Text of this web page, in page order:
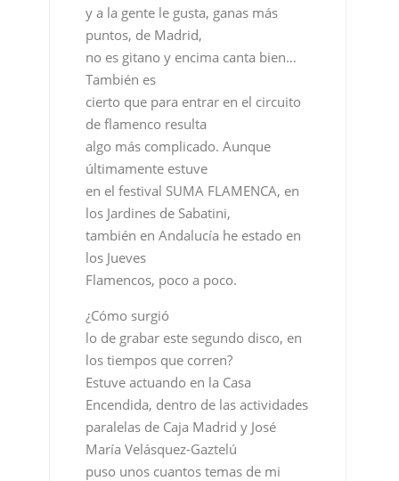
y a la gente le gusta, ganas más
puntos, de Madrid,
no es gitano y encima canta bien…
También es
cierto que para entrar en el circuito
de flamenco resulta
algo más complicado. Aunque
últimamente estuve
en el festival SUMA FLAMENCA, en
los Jardines de Sabatini,
también en Andalucía he estado en
los Jueves
Flamencos, poco a poco.
¿Cómo surgió
lo de grabar este segundo disco, en
los tiempos que corren?
Estuve actuando en la Casa
Encendida, dentro de las actividades
paralelas de Caja Madrid y José
María Velásquez-Gaztelú
puso unos cuantos temas de mi